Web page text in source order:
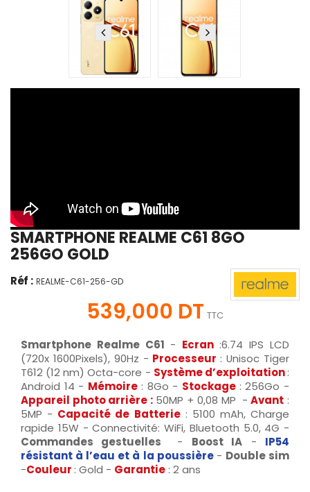
SMARTPHONE REALME C61 8GO
256GO GOLD
Réf : REALME-C61-256-GD
539,000 DT TTC
Smartphone Realme C61 - Ecran :6.74 IPS LCD
(720x 1600Pixels), 90Hz - Processeur : Unisoc Tiger
T612 (12 nm) Octa-core - Système d’exploitation:
Android 14 - Mémoire : 8Go - Stockage : 256Go -
Appareil photo arrière :50MP + 0,08 MP -Avant :
5MP - Capacité de Batterie: 5100 mAh, Charge
rapide 15W - Connectivité: WiFi, Bluetooth 5.0, 4G -
Commandes gestuelles - Boost IA - IP54
résistant à l’eau et à la poussière - Double sim
-Couleur : Gold - Garantie : 2 ans